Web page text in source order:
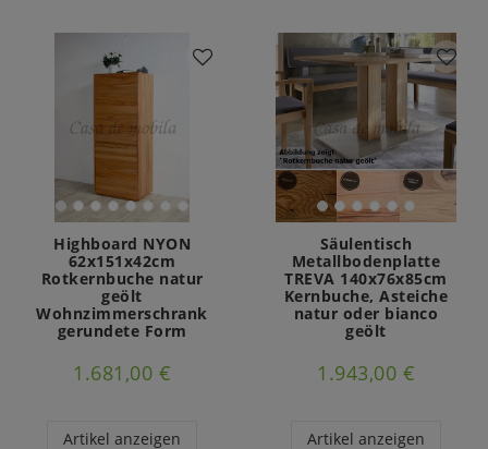
Highboard NYON
62x151x42cm
Rotkernbuche natur
geölt
Wohnzimmerschrank
gerundete Form
1.681,00 €
Artikel anzeigen
Säulentisch
Metallbodenplatte
TREVA 140x76x85cm
Kernbuche, Asteiche
natur oder bianco
geölt
1.943,00 €
Artikel anzeigen